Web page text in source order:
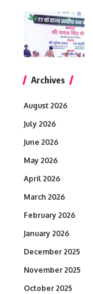
Archives
August 2026
July 2026
June 2026
May 2026
April 2026
March 2026
February 2026
January 2026
December 2025
November 2025
October 2025